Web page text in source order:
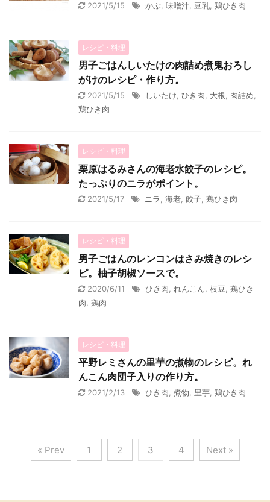
2021/5/15 かぶ 味噌汁 豆乳 鶏ひき肉
レシピ・料理
男子ごはんしいたけの肉詰め煮鬼おろし
がけのレシピ・作り方。
2021/5/15 しいたけ ひき肉 大根 肉詰め
鶏ひき肉
レシピ・料理
栗原はるみさんの海老水餃子のレシピ。
たっぷりのニラがポイント。
2021/5/17 ニラ 海老 餃子 鶏ひき肉
レシピ・料理
男子ごはんのレンコンはさみ焼きのレシ
ピ。柚子胡椒ソースで。
2020/6/11 ひき肉 れんこん 枝豆 鶏ひき
肉 鶏肉
レシピ・料理
平野レミさんの里芋の煮物のレシピ。れ
んこん肉団子入りの作り方。
2021/2/13 ひき肉 煮物 里芋 鶏ひき肉
« Prev 1 2 3 4 Next »